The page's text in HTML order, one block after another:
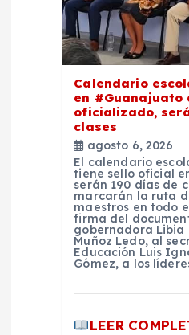
Calendario
en #Guanajuato
oficializado,
clases
agosto 6, 2026
El calendario
tiene sello oficial
serán 190 días de
marcarán la ruta
maestros en todo
firma del
gobernadora Libia
Muñoz Ledo, al
Educación Luis
Gómez, a los
LEER